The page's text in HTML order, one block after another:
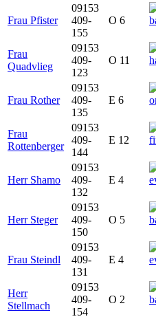
Frau Pfister
09153
409-
155
O 6
Frau
Quadvlieg
09153
409-
123
O 11
Frau Rother
09153
409-
135
E 6
Frau
Rottenberger
09153
409-
144
E 12
Herr Shamo
09153
409-
132
E 4
Herr Steger
09153
409-
150
O 5
Frau Steindl
09153
409-
131
E 4
Herr
Stellmach
09153
409-
154
O 2